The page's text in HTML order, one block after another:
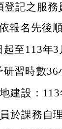
登記之服
報名先後
至113年3
習時數36
建設：
於課務自